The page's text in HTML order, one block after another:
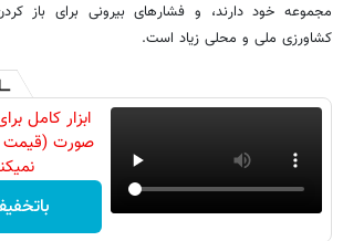
مجموعه خود دارند، و فشارهای بیرونی برای باز
کشاورزی ملی و محلی زیاد است.
ابزار کامل
صورت (قیمت